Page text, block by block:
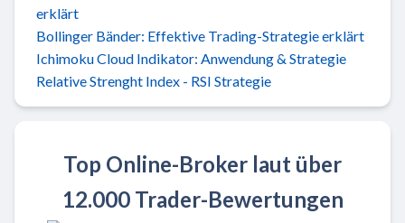
erklärt
Bollinger Bänder: Effektive Trading-Strategie erklärt
Ichimoku Cloud Indikator: Anwendung & Strategie
Relative Strenght Index - RSI Strategie
Top Online-Broker laut über
12.000 Trader-Bewertungen